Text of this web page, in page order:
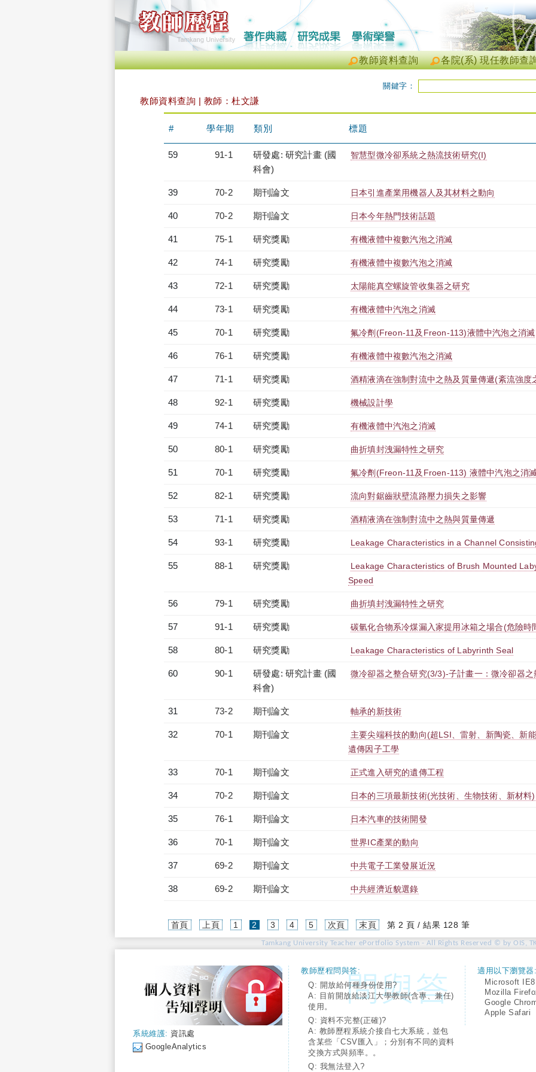
各院(系) 現任教師查
教師資料查詢
關鍵字：
教師資料查詢 | 教師：杜文謙
# 學年期 類別 標題
59 91-1
研發處: 研究計畫 (國
科會)
智慧型微冷卻系統之熱流技術研究(I)
39 70-2 期刊論文 日本引進產業用機器人及其材料之動向
40 70-2 期刊論文 日本今年熱門技術話題
41 75-1 研究獎勵 有機液體中複數汽泡之消滅
42 74-1 研究獎勵 有機液體中複數汽泡之消滅
43 72-1 研究獎勵 太陽能真空螺旋管收集器之研究
44 73-1 研究獎勵 有機液體中汽泡之消滅
45 70-1 研究獎勵 氟冷劑(Freon-11及Freon-113)液體中汽泡之消滅
46 76-1 研究獎勵 有機液體中複數汽泡之消滅
47 71-1 研究獎勵 酒精液滴在強制對流中之熱及質量傳遞(紊流強度
48 92-1 研究獎勵 機械設計學
49 74-1 研究獎勵 有機液體中汽泡之消滅
50 80-1 研究獎勵 曲折填封洩漏特性之研究
51 70-1 研究獎勵 氟冷劑(Freon-11及Froen-113) 液體中汽泡之消
52 82-1 研究獎勵 流向對鋸齒狀壁流路壓力損失之影響
53 71-1 研究獎勵 酒精液滴在強制對流中之熱與質量傳遞
54 93-1 研究獎勵 Leakage Characteristics in a Channel
55 88-1 研究獎勵
Leakage Characteristics of Brush Mounted
Speed
56 79-1 研究獎勵 曲折填封洩漏特性之研究
57 91-1 研究獎勵 碳氫化合物系冷煤漏入家提用冰箱之場合(危險時
58 80-1 研究獎勵 Leakage Characteristics of Labyrinth Seal
60 90-1
研發處: 研究計畫 (國
科會)
微冷卻器之整合研究(3/3)-子計畫一：微冷卻器之
31 73-2 期刊論文 軸承的新技術
32 70-1 期刊論文
主要尖端科技的動向(超LSI、雷射、新陶瓷、新
遺傳因子工學
33 70-1 期刊論文 正式進入研究的遺傳工程
34 70-2 期刊論文 日本的三項最新技術(光技術、生物技術、新材料)
35 76-1 期刊論文 日本汽車的技術開發
36 70-1 期刊論文 世界IC產業的動向
37 69-2 期刊論文 中共電子工業發展近況
38 69-2 期刊論文 中共經濟近貌選錄
首頁 上頁 1 2 (current)
3 4 5 次頁 末頁 第 2 頁 / 結果 128 筆
Tamkang University Teacher ePortfolio System - All Rights Reserved © by OIS,
系統維護: 資訊處
GoogleAnalytics
教師歷程問與答:
Q: 開放給何種身份使用?
A: 目前開放給淡江大學教師(含專、兼任)
使用。
Q: 資料不完整(正確)?
A: 教師歷程系統介接自七大系統，並包
含某些「CSV匯入」；分別有不同的資料
交換方式與頻率。。
Q: 我無法登入?
適用以下瀏覽器:
Microsoft
Mozilla
Google
Apple Safari